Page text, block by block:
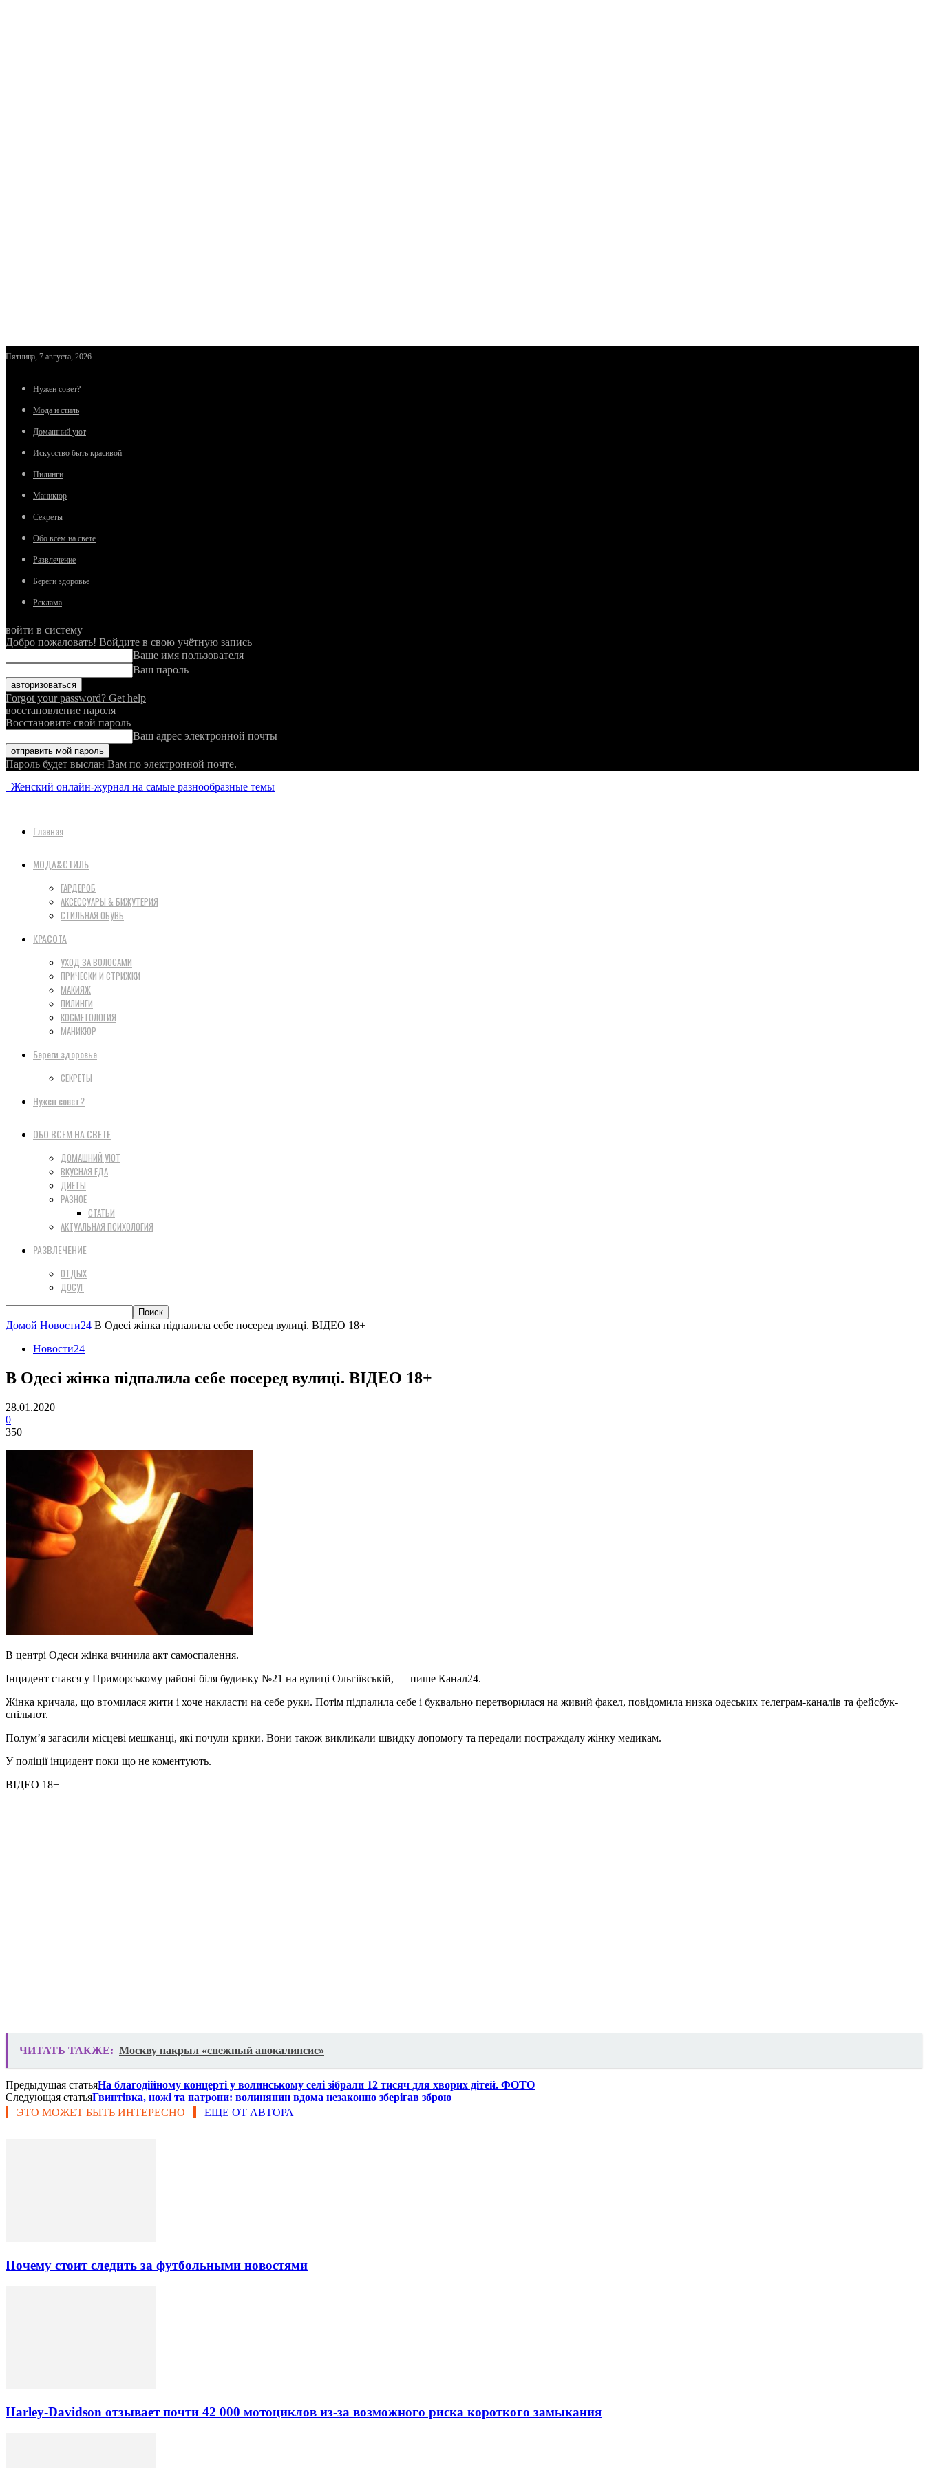
Пятница, 7 августа, 2026
Нужен совет?
Мода и стиль
Домашний уют
Искусство быть красивой
Пилинги
Маникюр
Секреты
Обо всём на свете
Развлечение
Береги здоровье
Реклама
войти в систему
Добро пожаловать! Войдите в свою учётную запись
Ваше имя пользователя
Ваш пароль
Forgot your password? Get help
восстановление пароля
Восстановите свой пароль
Ваш адрес электронной почты
Пароль будет выслан Вам по электронной почте.
Женский онлайн-журнал на самые разнообразные темы
Главная
МОДА&СТИЛЬ
ГАРДЕРОБ
АКСЕССУАРЫ & БИЖУТЕРИЯ
СТИЛЬНАЯ ОБУВЬ
КРАСОТА
УХОД ЗА ВОЛОСАМИ
ПРИЧЕСКИ И СТРИЖКИ
МАКИЯЖ
ПИЛИНГИ
КОСМЕТОЛОГИЯ
МАНИКЮР
Береги здоровье
СЕКРЕТЫ
Нужен совет?
ОБО ВСЕМ НА СВЕТЕ
ДОМАШНИЙ УЮТ
ВКУСНАЯ ЕДА
ДИЕТЫ
РАЗНОЕ
СТАТЬИ
АКТУАЛЬНАЯ ПСИХОЛОГИЯ
РАЗВЛЕЧЕНИЕ
ОТДЫХ
ДОСУГ
Домой Новости24 В Одесі жінка підпалила себе посеред вулиці. ВІДЕО 18+
Новости24
В Одесі жінка підпалила себе посеред вулиці. ВІДЕО 18+
28.01.2020
0
350
В центрі Одеси жінка вчинила акт самоспалення.
Інцидент стався у Приморському районі біля будинку №21 на вулиці Ольгіївській, — пише Канал24.
Жінка кричала, що втомилася жити і хоче накласти на себе руки. Потім підпалила себе і буквально перетворилася на живий факел, повідомила низка одеських телеграм-каналів та фейсбук-
спільнот.
Полум’я загасили місцеві мешканці, які почули крики. Вони також викликали швидку допомогу та передали постраждалу жінку медикам.
У поліції інцидент поки що не коментують.
ВІДЕО 18+
ЧИТАТЬ ТАКЖЕ: Москву накрыл «снежный апокалипсис»
Предыдущая статьяНа благодійному концерті у волинському селі зібрали 12 тисяч для хворих дітей. ФОТО
Следующая статьяГвинтівка, ножі та патрони: волинянин вдома незаконно зберігав зброю
ЭТО МОЖЕТ БЫТЬ ИНТЕРЕСНО
ЕЩЕ ОТ АВТОРА
Почему стоит следить за футбольными новостями
Harley-Davidson отзывает почти 42 000 мотоциклов из-за возможного риска короткого замыкания